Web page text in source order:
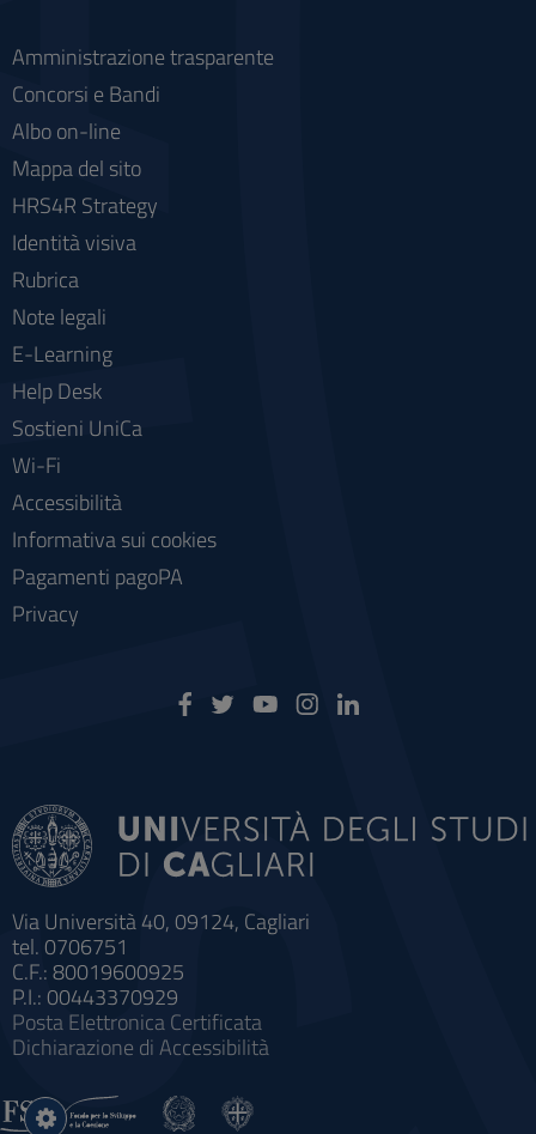
Via Università 40, 09124, Cagliari
tel. 0706751
C.F.: 80019600925
P.I.: 00443370929
Posta Elettronica Certificata
Dichiarazione di Accessibilità
Amministrazione trasparente
Concorsi e Bandi
Albo on-line
Mappa del sito
HRS4R Strategy
Identità visiva
Rubrica
Note legali
E-Learning
Help Desk
Sostieni UniCa
Wi-Fi
Accessibilità
Informativa sui cookies
Pagamenti pagoPA
Privacy
Impostazioni